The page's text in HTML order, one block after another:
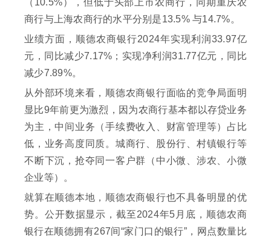
（10.5%），但低于头部上市农商行，同期重庆农
商行与上海农商行的水平分别是13.5% 与14.7%。
业绩方面，顺德农商银行2024年实现利润33.97亿
元，同比减少7.17%；实现净利润31.77亿元，同比
减少7.89%。
从外部环境来看，顺德农商银行面临的竞争局面明
显比9年前更为激烈，因为农商行基本都以存贷业务
为主，中间业务（手续费收入、财富管理等）占比
低，业务高度同质。城商行、股份行、村镇银行等
不断下沉，抢夺同一客户群（中小微、涉农、小微
企业等）。
就算在顺德本地，顺德农商银行也不具备明显的优
势。公开数据显示，截至2024年5月底，顺德农商
银行在顺德拥有267间“家门口的银行”，网点数量比